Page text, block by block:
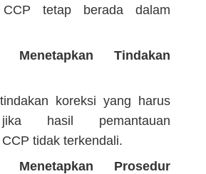
CCP tetap berada dalam
Tindakan
koreksi yang harus
hasil pemantauan
tidak terkendali.
Prosedur